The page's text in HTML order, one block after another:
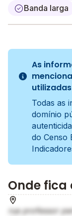
Banda larga
As
Todas as
domínio
do Censo
Onde fica
rua professor